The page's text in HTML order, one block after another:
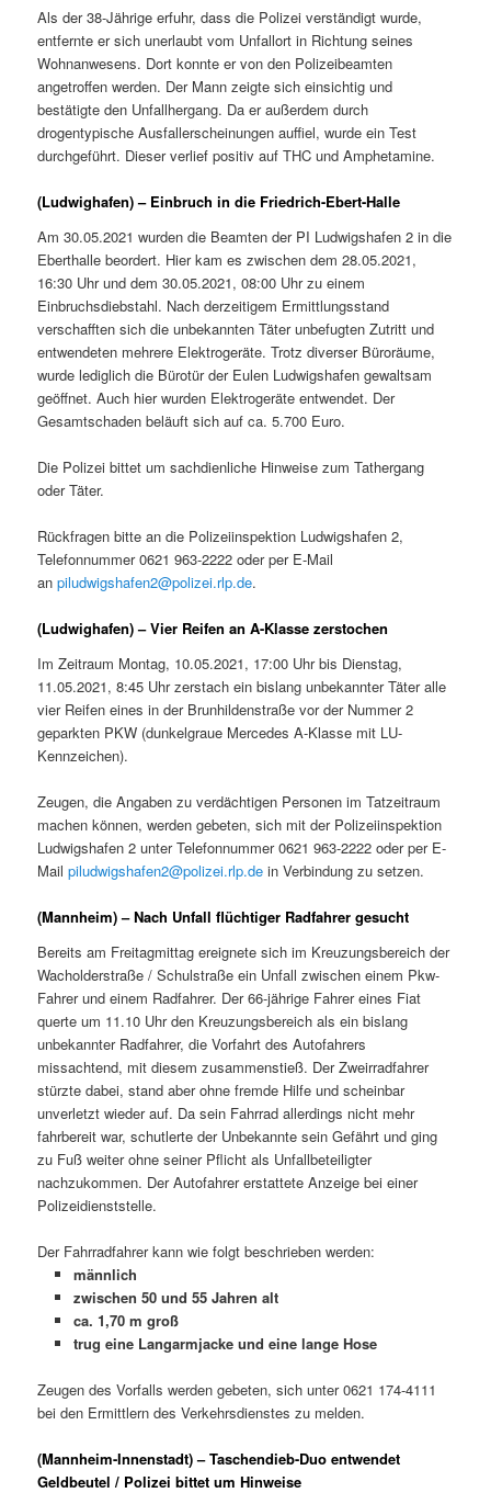
Als der 38-Jährige erfuhr, dass die Polizei verständigt wurde,
entfernte er sich unerlaubt vom Unfallort in Richtung seines
Wohnanwesens. Dort konnte er von den Polizeibeamten
angetroffen werden. Der Mann zeigte sich einsichtig und
bestätigte den Unfallhergang. Da er außerdem durch
drogentypische Ausfallerscheinungen auffiel, wurde ein Test
durchgeführt. Dieser verlief positiv auf THC und Amphetamine.
(Ludwighafen) – Einbruch in die Friedrich-Ebert-Halle
Am 30.05.2021 wurden die Beamten der PI Ludwigshafen 2 in die
Eberthalle beordert. Hier kam es zwischen dem 28.05.2021,
16:30 Uhr und dem 30.05.2021, 08:00 Uhr zu einem
Einbruchsdiebstahl. Nach derzeitigem Ermittlungsstand
verschafften sich die unbekannten Täter unbefugten Zutritt und
entwendeten mehrere Elektrogeräte. Trotz diverser Büroräume,
wurde lediglich die Bürotür der Eulen Ludwigshafen gewaltsam
geöffnet. Auch hier wurden Elektrogeräte entwendet. Der
Gesamtschaden beläuft sich auf ca. 5.700 Euro.
Die Polizei bittet um sachdienliche Hinweise zum Tathergang
oder Täter.
Rückfragen bitte an die Polizeiinspektion Ludwigshafen 2,
Telefonnummer 0621 963-2222 oder per E-Mail
anpiludwigshafen2@polizei.rlp.de.
(Ludwighafen) – Vier Reifen an A-Klasse zerstochen
Im Zeitraum Montag, 10.05.2021, 17:00 Uhr bis Dienstag,
11.05.2021, 8:45 Uhr zerstach ein bislang unbekannter Täter alle
vier Reifen eines in der Brunhildenstraße vor der Nummer 2
geparkten PKW (dunkelgraue Mercedes A-Klasse mit LU-
Kennzeichen).
Zeugen, die Angaben zu verdächtigen Personen im Tatzeitraum
machen können, werden gebeten, sich mit der Polizeiinspektion
Ludwigshafen 2 unter Telefonnummer 0621 963-2222 oder per E-
Mailpiludwigshafen2@polizei.rlp.de in Verbindung zu setzen.
(Mannheim) – Nach Unfall flüchtiger Radfahrer gesucht
Bereits am Freitagmittag ereignete sich im Kreuzungsbereich der
Wacholderstraße / Schulstraße ein Unfall zwischen einem Pkw-
Fahrer und einem Radfahrer. Der 66-jährige Fahrer eines Fiat
querte um 11.10 Uhr den Kreuzungsbereich als ein bislang
unbekannter Radfahrer, die Vorfahrt des Autofahrers
missachtend, mit diesem zusammenstieß. Der Zweirradfahrer
stürzte dabei, stand aber ohne fremde Hilfe und scheinbar
unverletzt wieder auf. Da sein Fahrrad allerdings nicht mehr
fahrbereit war, schutlerte der Unbekannte sein Gefährt und ging
zu Fuß weiter ohne seiner Pflicht als Unfallbeteiligter
nachzukommen. Der Autofahrer erstattete Anzeige bei einer
Polizeidienststelle.
Der Fahrradfahrer kann wie folgt beschrieben werden:
männlich
zwischen 50 und 55 Jahren alt
ca. 1,70 m groß
trug eine Langarmjacke und eine lange Hose
Zeugen des Vorfalls werden gebeten, sich unter 0621 174-4111
bei den Ermittlern des Verkehrsdienstes zu melden.
(Mannheim-Innenstadt) – Taschendieb-Duo entwendet
Geldbeutel / Polizei bittet um Hinweise